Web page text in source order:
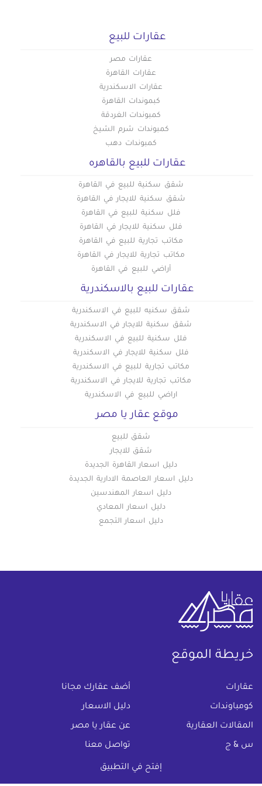
إفتح في التطبيق
عقارات للبيع
عقارات مصر
عقارات القاهرة
عقارات الاسكندرية
كبموندات القاهرة
كمبوندات الغردقة
كمبوندات شرم الشيخ
كمبوندات دهب
عقارات للبيع بالقاهره
شقق سكنية للبيع في القاهرة
شقق سكنية للايجار في القاهرة
فلل سكنية للبيع في القاهرة
فلل سكنية للايجار في القاهرة
مكاتب تجارية للبيع في القاهرة
مكاتب تجارية للايجار في القاهرة
أراضي للبيع في القاهرة
عقارات للبيع بالاسكندرية
شقق سكنيه للبيع في الاسكندرية
شقق سكنية للايجار في الاسكندرية
فلل سكنية للبيع في الاسكندرية
فلل سكنية للايجار في الاسكندرية
مكاتب تجارية للبيع في الاسكندرية
مكاتب تجارية للايجار في الاسكندرية
اراضي للبيع في الاسكندرية
موقع عقار يا مصر
شقق للبيع
شقق للايجار
دليل اسعار القاهرة الجديدة
دليل اسعار العاصمة الادارية الجديدة
دليل اسعار المهندسين
دليل اسعار المعادي
دليل اسعار التجمع
خريطة الموقع
عقارات أضف عقارك مجانا
كومباوندات دليل الاسعار
المقالات العقارية عن عقار يا مصر
س & ج تواصل معنا